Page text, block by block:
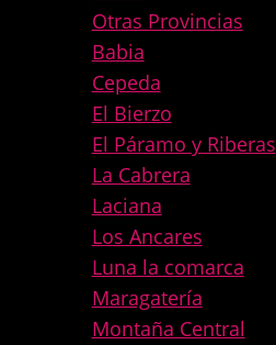
Otras Provincias
Babia
Cepeda
El Bierzo
El Páramo y Riberas
La Cabrera
Laciana
Los Ancares
Luna la comarca
Maragatería
Montaña Central